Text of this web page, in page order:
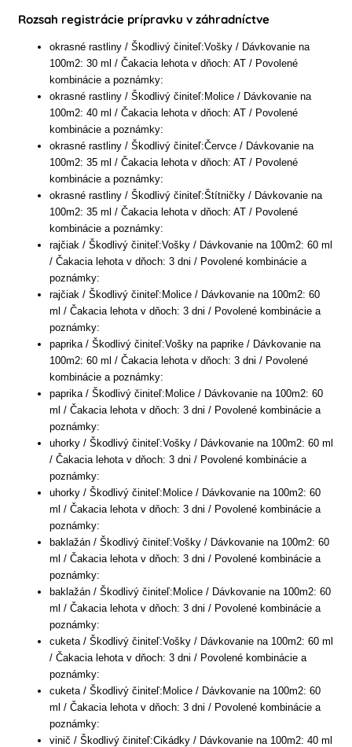
Rozsah registrácie prípravku v záhradníctve
okrasné rastliny / Škodlivý činiteľ:Vošky / Dávkovanie na
100m2: 30 ml / Čakacia lehota v dňoch: AT / Povolené
kombinácie a poznámky:
okrasné rastliny / Škodlivý činiteľ:Molice / Dávkovanie na
100m2: 40 ml / Čakacia lehota v dňoch: AT / Povolené
kombinácie a poznámky:
okrasné rastliny / Škodlivý činiteľ:Červce / Dávkovanie na
100m2: 35 ml / Čakacia lehota v dňoch: AT / Povolené
kombinácie a poznámky:
okrasné rastliny / Škodlivý činiteľ:Štítničky / Dávkovanie na
100m2: 35 ml / Čakacia lehota v dňoch: AT / Povolené
kombinácie a poznámky:
rajčiak / Škodlivý činiteľ:Vošky / Dávkovanie na 100m2: 60 ml
/ Čakacia lehota v dňoch: 3 dni / Povolené kombinácie a
poznámky:
rajčiak / Škodlivý činiteľ:Molice / Dávkovanie na 100m2: 60
ml / Čakacia lehota v dňoch: 3 dni / Povolené kombinácie a
poznámky:
paprika / Škodlivý činiteľ:Vošky na paprike / Dávkovanie na
100m2: 60 ml / Čakacia lehota v dňoch: 3 dni / Povolené
kombinácie a poznámky:
paprika / Škodlivý činiteľ:Molice / Dávkovanie na 100m2: 60
ml / Čakacia lehota v dňoch: 3 dni / Povolené kombinácie a
poznámky:
uhorky / Škodlivý činiteľ:Vošky / Dávkovanie na 100m2: 60 ml
/ Čakacia lehota v dňoch: 3 dni / Povolené kombinácie a
poznámky:
uhorky / Škodlivý činiteľ:Molice / Dávkovanie na 100m2: 60
ml / Čakacia lehota v dňoch: 3 dni / Povolené kombinácie a
poznámky:
baklažán / Škodlivý činiteľ:Vošky / Dávkovanie na 100m2: 60
ml / Čakacia lehota v dňoch: 3 dni / Povolené kombinácie a
poznámky:
baklažán / Škodlivý činiteľ:Molice / Dávkovanie na 100m2: 60
ml / Čakacia lehota v dňoch: 3 dni / Povolené kombinácie a
poznámky:
cuketa / Škodlivý činiteľ:Vošky / Dávkovanie na 100m2: 60 ml
/ Čakacia lehota v dňoch: 3 dni / Povolené kombinácie a
poznámky:
cuketa / Škodlivý činiteľ:Molice / Dávkovanie na 100m2: 60
ml / Čakacia lehota v dňoch: 3 dni / Povolené kombinácie a
poznámky:
vinič / Škodlivý činiteľ:Cikádky / Dávkovanie na 100m2: 40 ml